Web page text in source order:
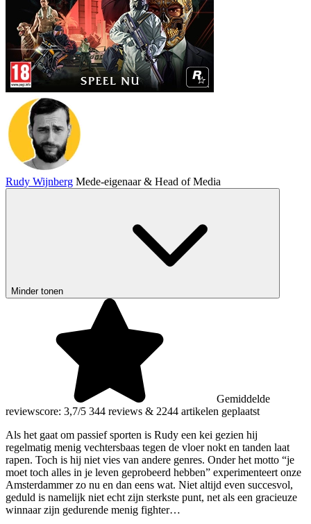
Rudy Wijnberg Mede-eigenaar & Head of Media
Minder tonen
Gemiddelde
reviewscore: 3,7/5 344 reviews & 2244 artikelen geplaatst
Als het gaat om passief sporten is Rudy een kei gezien hij
regelmatig menig vechtersbaas tegen de vloer nokt en tanden laat
rapen. Toch is hij niet vies van andere genres. Onder het motto “je
moet toch alles in je leven geprobeerd hebben” experimenteert onze
Amsterdammer zo nu en dan eens wat. Niet altijd even succesvol,
geduld is namelijk niet echt zijn sterkste punt, net als een gracieuze
winnaar zijn gedurende menig fighter…